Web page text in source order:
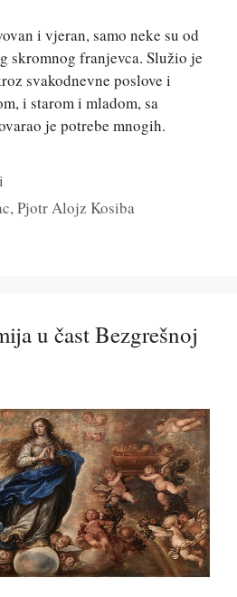
i vjeran, samo neke su od
skromnog franjevca. Služio je
svakodnevne poslove i
i starom i mladom, sa
je potrebe mnogih.
,Pjotr Alojz Kosiba
u čast Bezgrešnoj